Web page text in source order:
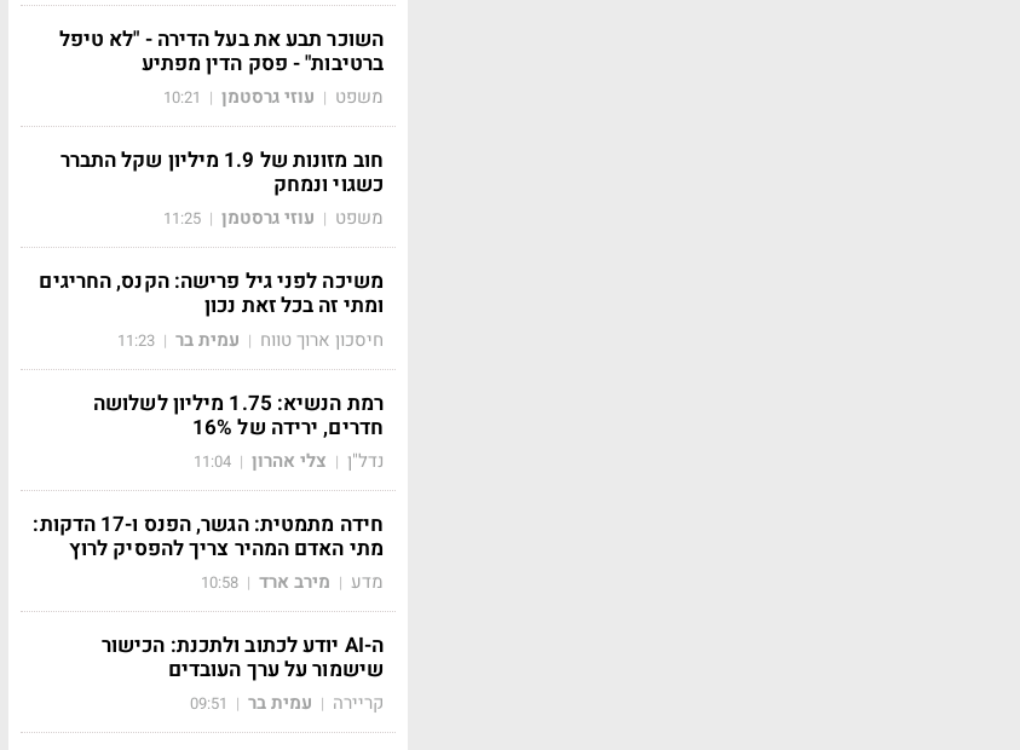
השוכר תבע את בעל הדירה - "לא טיפל
ברטיבות" - פסק הדין מפתיע
משפט | עוזי גרסטמן |
10:21
חוב מזונות של 1.9 מיליון שקל התברר
כשגוי ונמחק
משפט | עוזי גרסטמן |
11:25
משיכה לפני גיל פרישה: הקנס, החריגים
ומתי זה בכל זאת נכון
חיסכון ארוך טווח | עמית בר |
11:23
רמת הנשיא: 1.75 מיליון לשלושה
חדרים, ירידה של 16%
נדל"ן | צלי אהרון |
11:04
חידה מתמטית: הגשר, הפנס ו-17 הדקות:
מתי האדם המהיר צריך להפסיק לרוץ
מדע | מירב ארד |
10:58
ה-AI יודע לכתוב ולתכנת: הכישור
שישמור על ערך העובדים
קריירה | עמית בר |
09:51